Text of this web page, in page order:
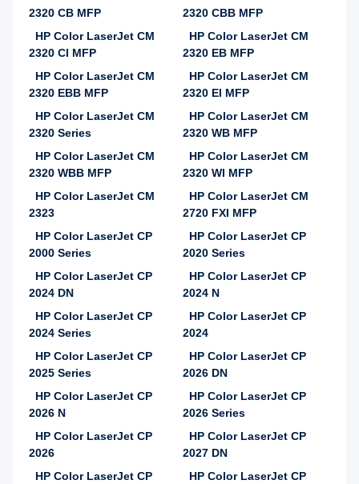
2320 CB MFP
2320 CBB MFP
HP Color LaserJet CM
2320 CI MFP
HP Color LaserJet CM
2320 EB MFP
HP Color LaserJet CM
2320 EBB MFP
HP Color LaserJet CM
2320 EI MFP
HP Color LaserJet CM
2320 Series
HP Color LaserJet CM
2320 WB MFP
HP Color LaserJet CM
2320 WBB MFP
HP Color LaserJet CM
2320 WI MFP
HP Color LaserJet CM
2323
HP Color LaserJet CM
2720 FXI MFP
HP Color LaserJet CP
2000 Series
HP Color LaserJet CP
2020 Series
HP Color LaserJet CP
2024 DN
HP Color LaserJet CP
2024 N
HP Color LaserJet CP
2024 Series
HP Color LaserJet CP
2024
HP Color LaserJet CP
2025 Series
HP Color LaserJet CP
2026 DN
HP Color LaserJet CP
2026 N
HP Color LaserJet CP
2026 Series
HP Color LaserJet CP
2026
HP Color LaserJet CP
2027 DN
HP Color LaserJet CP
HP Color LaserJet CP